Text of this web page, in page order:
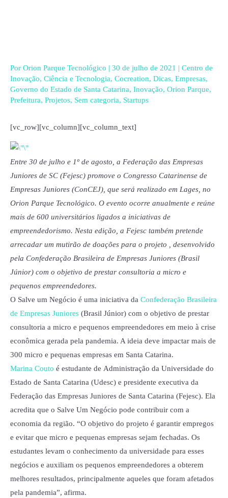
Por Orion Parque Tecnológico | 30 de julho de 2021 | Centro de
Inovação, Ciência e Tecnologia, Cocreation, Dicas, Empresas,
Governo do Estado de Santa Catarina, Inovação, Orion Parque,
Prefeitura, Projetos, Sem categoria, Startups
[vc_row][vc_column][vc_column_text]
Entre 30 de julho e 1º de agosto, a Federação das Empresas
Juniores de SC (Fejesc) promove o Congresso Catarinense de
Empresas Juniores (ConCEJ), que será realizado em Lages, no
Orion Parque Tecnológico. O evento ocorre anualmente e reúne
mais de 600 universitários ligados a iniciativas de
empreendedorismo. Nesta edição, a Fejesc também pretende
arrecadar um mutirão de doações para o projeto , desenvolvido
pela Confederação Brasileira de Empresas Juniores (Brasil
Júnior) com o objetivo de prestar consultoria a micro e
pequenos empreendedores.
O Salve um Negócio é uma iniciativa da Confederação Brasileira
de Empresas Juniores (Brasil Júnior) com o objetivo de prestar
consultoria a micro e pequenos empreendedores em meio à crise
econômica gerada pela pandemia. A ideia deve impactar mais de
300 micro e pequenas empresas em Santa Catarina.
Marina Couto é estudante de Administração da Universidade do
Estado de Santa Catarina (Udesc) e presidente executiva da
Federação das Empresas Juniores de Santa Catarina (Fejesc). Ela
acredita que o Salve Um Negócio pode contribuir com a
economia da região. “O objetivo do projeto é garantir empregos
e evitar que micro e pequenas empresas sejam fechadas. Os
estudantes levam o conhecimento da universidade para esses
negócios e auxiliam os pequenos empreendedores a obterem
melhores resultados, principalmente aqueles que foram afetados
pela pandemia”, afirma.